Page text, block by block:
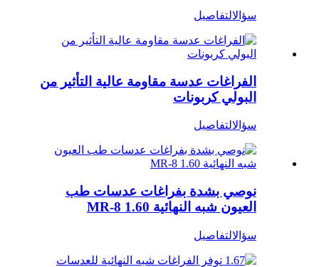
سؤالالتفاصيل
الفراغات عدسة مقاومة عالية التأثير من
البولي كربونات
سؤالالتفاصيل
نوصي بشدة بفراغات عدسات طب
العيون شبه النهائية 1.60 MR-8
سؤالالتفاصيل